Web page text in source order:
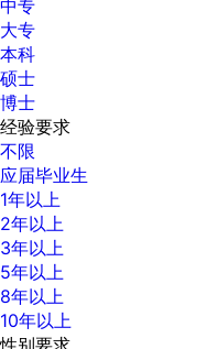
中专
大专
本科
硕士
博士
经验要求
不限
应届毕业生
1年以上
2年以上
3年以上
5年以上
8年以上
10年以上
性别要求